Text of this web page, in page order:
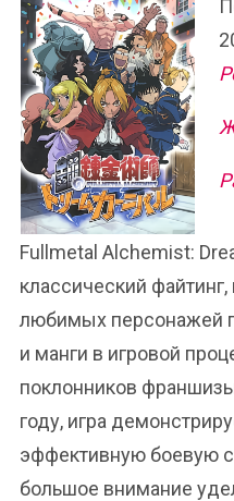
Fullmetal Alchemist:
классический
любимых персонажей
и манги в игровой
поклонников
году, игра
эффективную боевую
большое внимание